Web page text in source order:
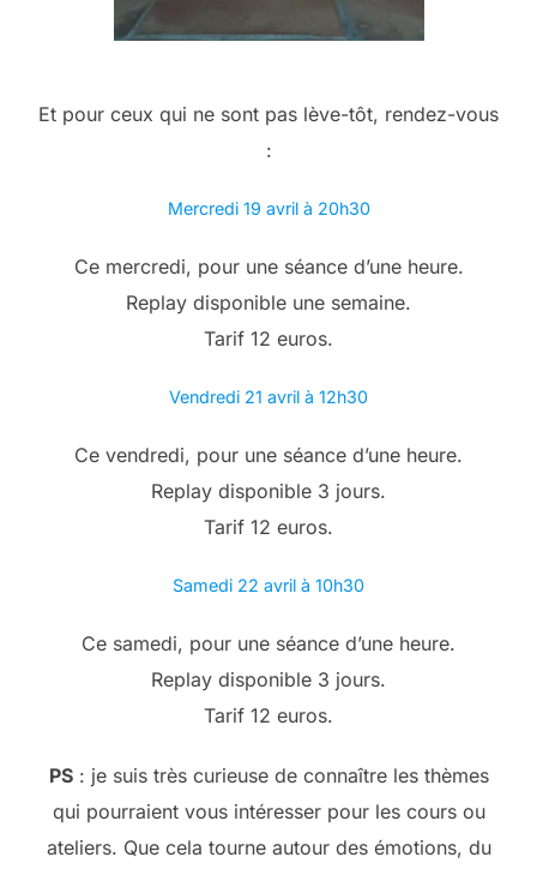
Et pour ceux qui ne sont pas lève-tôt, rendez-vous
:
Mercredi 19 avril à 20h30
Ce mercredi, pour une séance d’une heure.
Replay disponible une semaine.
Tarif 12 euros.
Vendredi 21 avril à 12h30
Ce vendredi, pour une séance d’une heure.
Replay disponible 3 jours.
Tarif 12 euros.
Samedi 22 avril à 10h30
Ce samedi, pour une séance d’une heure.
Replay disponible 3 jours.
Tarif 12 euros.
PS: je suis très curieuse de connaître les thèmes
qui pourraient vous intéresser pour les cours ou
ateliers. Que cela tourne autour des émotions, du